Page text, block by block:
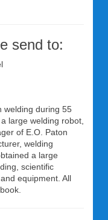
send to:
welding during 55
large welding robot,
of E.O. Paton
welding
a large
scientific
equipment. All